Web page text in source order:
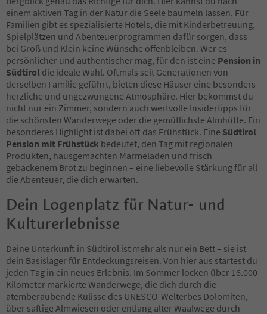
41
42
43
44
45
46
47
48
49
50
51
52
53
54
55
56
57
58
59
60
61
62
63
64
65
66
einem aktiven Tag in der Natur die Seele baumeln lassen. Für
Familien gibt es spezialisierte Hotels, die mit Kinderbetreuung,
Spielplätzen und Abenteuerprogrammen dafür sorgen, dass
bei Groß und Klein keine Wünsche offenbleiben. Wer es
persönlicher und authentischer mag, für den ist eine Pension in
Südtirol die ideale Wahl. Oftmals seit Generationen von
derselben Familie geführt, bieten diese Häuser eine besonders
herzliche und ungezwungene Atmosphäre. Hier bekommst du
nicht nur ein Zimmer, sondern auch wertvolle Insidertipps für
die schönsten Wanderwege oder die gemütlichste Almhütte. Ein
besonderes Highlight ist dabei oft das Frühstück. Eine Südtirol
Pension mit Frühstück bedeutet, den Tag mit regionalen
Produkten, hausgemachten Marmeladen und frisch
gebackenem Brot zu beginnen – eine liebevolle Stärkung für all
die Abenteuer, die dich erwarten.
Dein Logenplatz für Natur- und
Kulturerlebnisse
Deine Unterkunft in Südtirol ist mehr als nur ein Bett – sie ist
dein Basislager für Entdeckungsreisen. Von hier aus startest du
jeden Tag in ein neues Erlebnis. Im Sommer locken über 16.000
Kilometer markierte Wanderwege, die dich durch die
atemberaubende Kulisse des UNESCO-Welterbes Dolomiten,
über saftige Almwiesen oder entlang alter Waalwege durch